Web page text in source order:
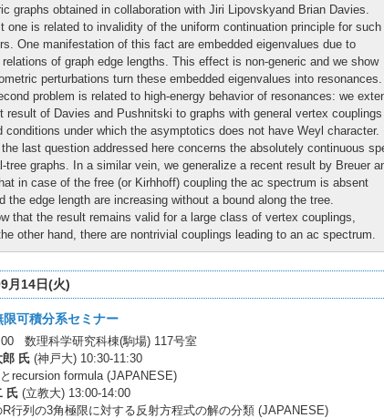
graphs obtained in collaboration with Jiri Lipovskyand Brian Davies.
one is related to invalidity of the uniform continuation principle for such
One manifestation of this fact are embedded eigenvalues due to
relations of graph edge lengths. This effect is non-generic and we show
perturbations turn these embedded eigenvalues into resonances.
problem is related to high-energy behavior of resonances: we
result of Davies and Pushnitski to graphs with general vertex couplings
conditions under which the asymptotics does not have Weyl character.
the last question addressed here concerns the absolutely continuous
tree graphs. In a similar vein, we generalize a recent result by Breuer
in case of the free (or Kirhhoff) coupling the ac spectrum is absent
the edge length are increasing without a bound along the tree.
that the result remains valid for a large class of vertex couplings,
other hand, there are nontrivial couplings leading to an ac spectrum.
月14日(火)
限可積分系セミナー
数理科学研究科棟(駒場) 117号室
郎 氏 (神戸大) 10:30-11:30
recursion formula (JAPANESE)
氏 (立教大) 13:00-14:00
R行列の3角極限に対する反射方程式の解の分類 (JAPANESE)